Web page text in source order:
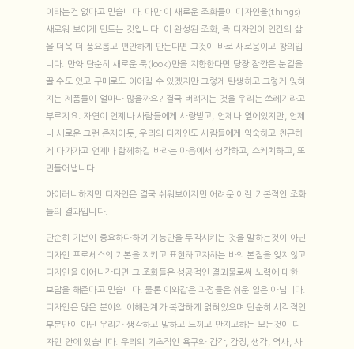
이라는건 없다고 믿습니다. 다만 이 새로운 조화들이 디자인을(things)
새로워 보이게 만드는 것입니다. 이 완성된 조화, 즉 디자인이 인간의 삶
을 더욱 더 풍요롭고 편안하게 만든다면 그것이 바로 새로움이고 창의입
니다. 만약 단순히 새로운 룩(look)만을 지향한다면 당장 잠깐은 눈길을
끌 수도 있고 구매로도 이어질 수 있겠지만 그렇게 탄생하고 그렇게 잊혀
지는 제품들이 얼마나 많을까요? 결국 버려지는 것을 우리는 쓰레기라고
부르지요. 자연이 언제나 사람들에게 사랑받고, 언제나 옆에있지만, 언제
나 새로운 그런 존재이듯, 우리의 디자인도 사람들에게 익숙하고 친근하
게 다가가고 언제나 함께하길 바라는 마음에서 생각하고, 스케치하고, 또
만들어냅니다.
아이러니하지만 디자인은 결국 쉬워보이지만 어려운 이런 기본적인 조화
들의 결과입니다.
단순히 기본이 중요하다하여 기능만을 두각시키는 것을 말하는것이 아닌
디자인 프로세스의 기본을 지키고 표현하고자하는 바의 본질을 잊지않고
디자인을 이어나간다면 그 조화들은 성공적인 결과물로써 노력에 대한
보답을 해준다고 믿습니다. 물론 이와같은 과정들은 쉬운 일은 아닙니다.
디자인은 많은 분야의 이해관계가 복잡하게 얽혀있으며 단순히 시각적인
부분만이 아닌 우리가 생각하고 말하고 느끼고 만지고하는 모든것이 디
자인 안에 있습니다. 우리의 기초적인 욕구와 감각, 감정, 생각, 역사, 사